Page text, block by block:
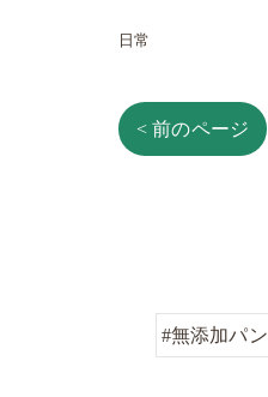
日常
< 前のページ
#無添加パン